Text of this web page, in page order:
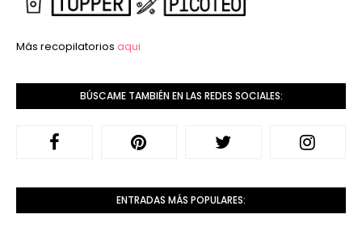
Más recopilatorios aqui
BÚSCAME TAMBIÉN EN LAS REDES SOCIALES:
ENTRADAS MÁS POPULARES: